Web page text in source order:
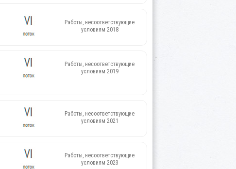
Работы, несоответствующие
условиям 2018
Работы, несоответствующие
условиям 2019
Работы, несоответствующие
условиям 2021
Работы, несоответствующие
условиям 2023